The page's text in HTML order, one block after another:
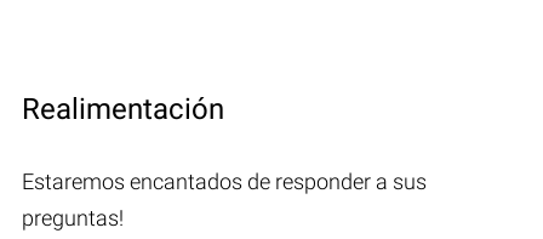
Realimentación
Estaremos encantados de responder a sus
preguntas!